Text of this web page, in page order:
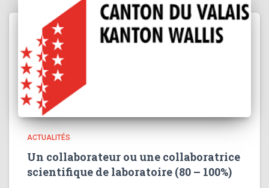
ACTUALITÉS
Un collaborateur ou une collaboratrice
scientifique de laboratoire (80 – 100%)